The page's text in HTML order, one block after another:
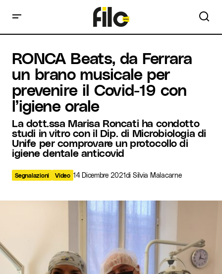
Covid-19 con l’igiene orale
RONCA Beats, da Ferrara
un brano musicale per
prevenire il Covid-19 con
l’igiene orale
La dott.ssa Marisa Roncati ha condotto
studi in vitro con il Dip. di Microbiologia di
Unife per comprovare un protocollo di
igiene dentale anticovid
Segnalazioni Video 14 Dicembre 2021di Silvia Malacarne